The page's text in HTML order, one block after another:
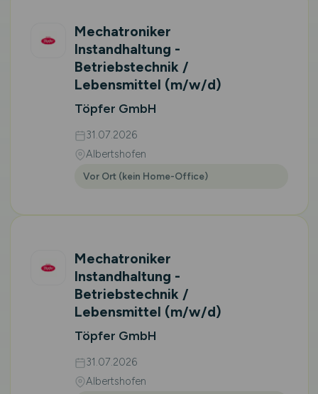
Mechatroniker
Instandhaltung -
Betriebstechnik /
Lebensmittel (m/w/d)
Töpfer GmbH
31.07.2026
Albertshofen
Vor Ort (kein Home-Office)
Mechatroniker
Instandhaltung -
Betriebstechnik /
Lebensmittel (m/w/d)
Töpfer GmbH
31.07.2026
Albertshofen